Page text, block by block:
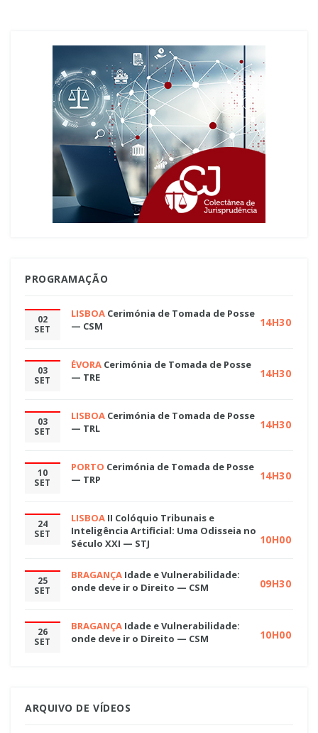
PROGRAMAÇÃO
02
SET
LISBOA Cerimónia de Tomada de Posse
— CSM
14H30
03
SET
ÉVORA Cerimónia de Tomada de Posse
— TRE
14H30
03
SET
LISBOA Cerimónia de Tomada de Posse
— TRL
14H30
10
SET
PORTO Cerimónia de Tomada de Posse
— TRP
14H30
24
SET
LISBOA II Colóquio Tribunais e
Inteligência Artificial: Uma Odisseia no
Século XXI — STJ
10H00
25
SET
BRAGANÇA Idade e Vulnerabilidade:
onde deve ir o Direito — CSM
09H30
26
SET
BRAGANÇA Idade e Vulnerabilidade:
onde deve ir o Direito — CSM
10H00
ARQUIVO DE VÍDEOS